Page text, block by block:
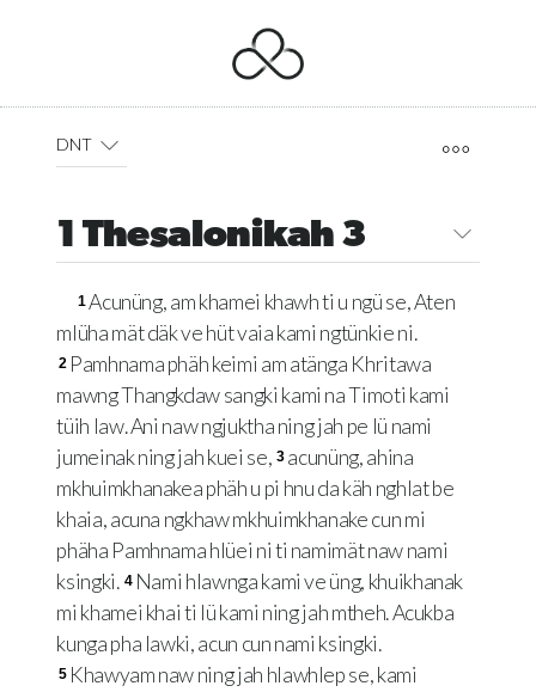
DNT
1 Thesalonikah 3
1Acunüng, am khamei khawh ti u ngü se, Aten
mlüha mät däk ve hüt vaia kami ngtünkie ni.
2 Pamhnama phäh keimi am atänga Khritawa
mawng Thangkdaw sangki kami na Timoti kami
tüih law. Ani naw ngjuktha ning jah pe lü nami
jumeinak ning jah kuei se, 3 acunüng, ahina
mkhuimkhanakea phäh u pi hnu da käh nghlat be
khaia, acuna ngkhaw mkhuimkhanake cun mi
phäha Pamhnama hlüei ni ti namimät naw nami
ksingki. 4 Nami hlawnga kami ve üng, khuikhanak
mi khamei khai ti lü kami ning jah mtheh. Acukba
kunga pha lawki, acun cun nami ksingki.
5 Khawyam naw ning jah hlawhlep se, kami